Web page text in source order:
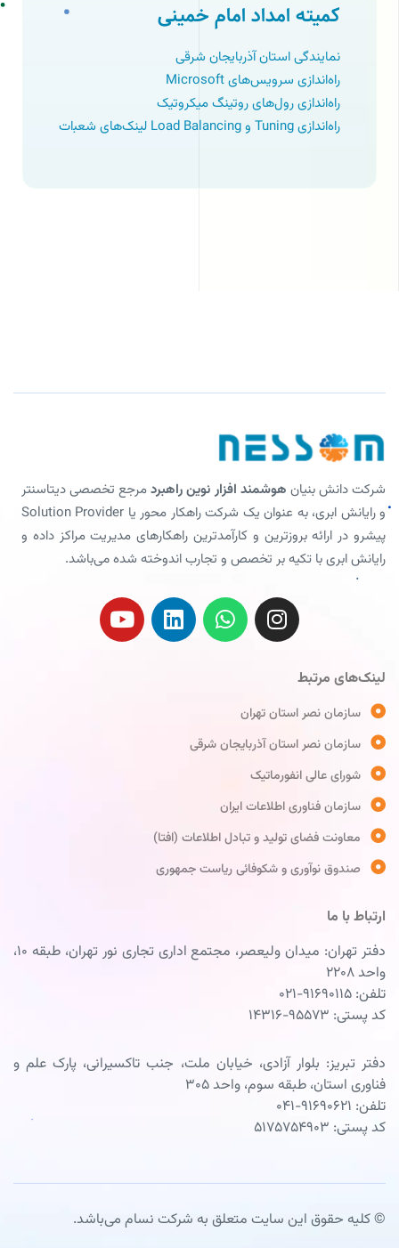
کمیته امداد امام خمینی
نمایندگی استان آذربایجان شرقی
راه‌اندازی سرویس‌های Microsoft
راه‌اندازی رول‌های روتینگ میکروتیک
راه‌اندازی Tuning و Load Balancing لینک‌های ﺷﻌﺒات
شرکت دانش بنیان هوشمند افزار نوین راهبردمرجع تخصصی دیتاسنتر
و رایانش ابری، به عنوان یک شرکت راهکار محور یا Solution Provider
پیشرو در ارائه بروزترین و کارآمدترین راهکارهای مدیریت مراکز داده و
رایانش ابری با تکیه بر تخصص و تجارب اندوخته شده می‌باشد.
لینک‌های مرتبط
سازمان نصر استان تهران
سازمان نصر استان آذربایجان شرقی
شورای عالی انفورماتیک
سازمان فناوری اطلاعات ایران
معاونت فضای تولید و تبادل اطلاعات (افتا)
صندوق نوآوری و شکوفائی ریاست جمهوری
ارتباط با ما
دفتر تهران: میدان ولیعصر، مجتمع اداری تجاری نور تهران، طبقه ۱۰،
واحد ۲۲۰۸
تلفن: ۹۱۶۹۰۱۱۵-۰۲۱
کد پستی: ۹۵۵۷۳-۱۴۳۱۶
دفتر تبریز: بلوار آزادی، خیابان ملت، جنب تاکسیرانی، پارک علم و
فناوری استان، طبقه سوم، واحد ۳۰۵
تلفن: ۹۱۶۹۰۶۲۱-۰۴۱
کد پستی: ۵۱۷۵۷۵۴۹۰۳
© کلیه حقوق این سایت متعلق به شرکت نسام می‌باشد.